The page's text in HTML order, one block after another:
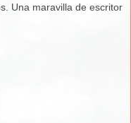
Una maravilla de escritor